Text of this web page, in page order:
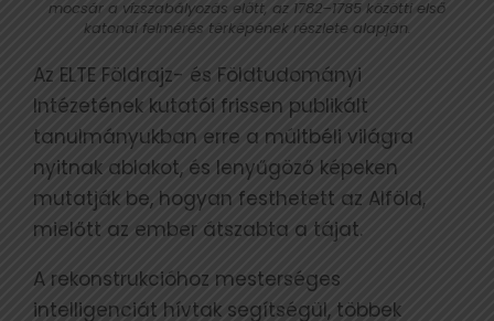
mocsár a vízszabályozás előtt, az 1782–1785 közötti első
katonai felmérés térképének részlete alapján.
Az ELTE Földrajz- és Földtudományi
Intézetének kutatói frissen publikált
tanulmányukban erre a múltbéli világra
nyitnak ablakot, és lenyűgöző képeken
mutatják be, hogyan festhetett az Alföld,
mielőtt az ember átszabta a tájat.
A rekonstrukcióhoz mesterséges
intelligenciát hívtak segítségül, többek